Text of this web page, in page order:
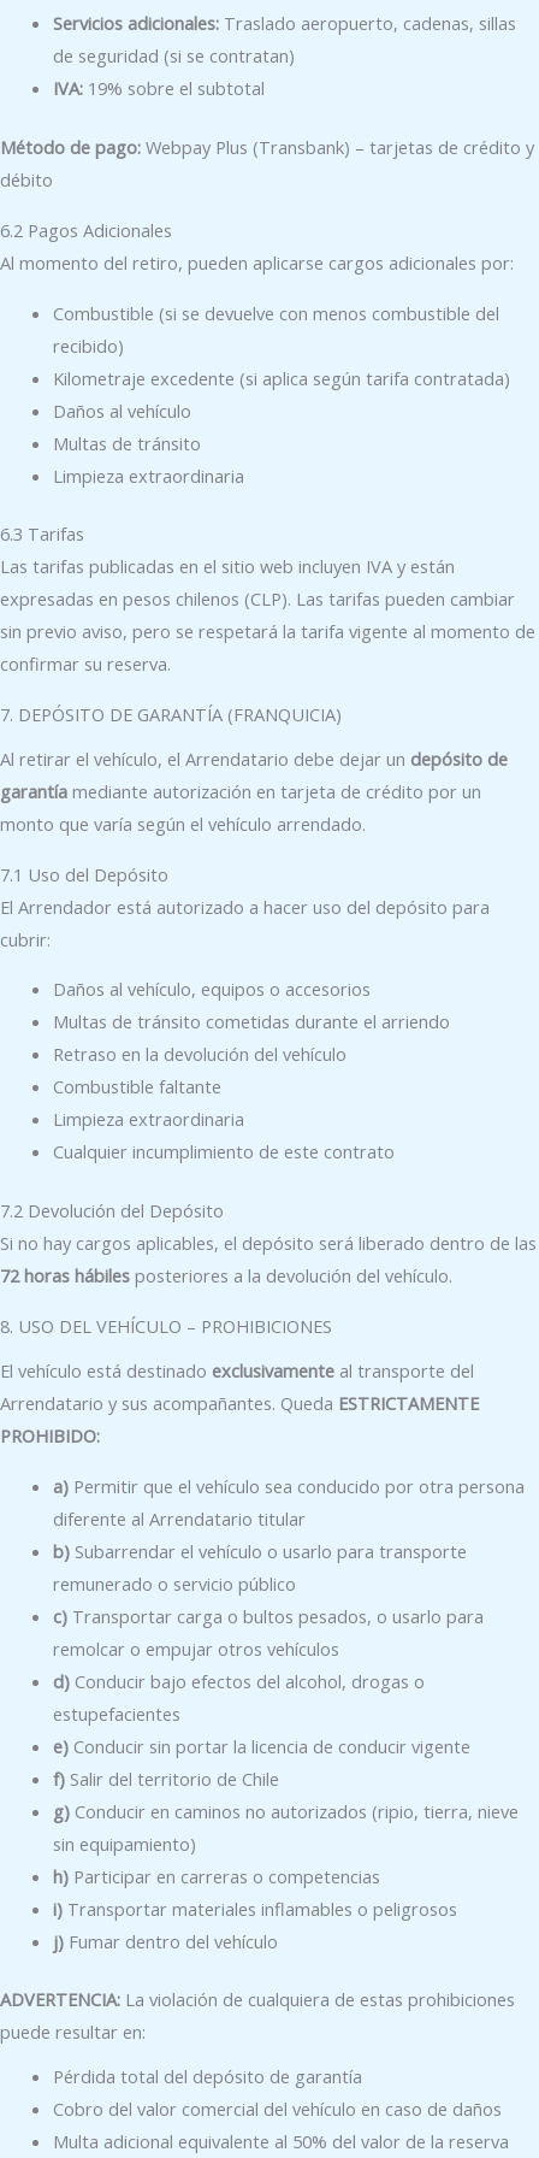
Servicios adicionales:Traslado aeropuerto, cadenas, sillas
de seguridad (si se contratan)
IVA:19% sobre el subtotal
Método de pago: Webpay Plus (Transbank) – tarjetas de crédito y
débito
6.2 Pagos Adicionales
Al momento del retiro, pueden aplicarse cargos adicionales por:
Combustible (si se devuelve con menos combustible del
recibido)
Kilometraje excedente (si aplica según tarifa contratada)
Daños al vehículo
Multas de tránsito
Limpieza extraordinaria
6.3 Tarifas
Las tarifas publicadas en el sitio web incluyen IVA y están
expresadas en pesos chilenos (CLP). Las tarifas pueden cambiar
sin previo aviso, pero se respetará la tarifa vigente al momento de
confirmar su reserva.
7. DEPÓSITO DE GARANTÍA (FRANQUICIA)
Al retirar el vehículo, el Arrendatario debe dejar un depósito de
garantía mediante autorización en tarjeta de crédito por un
monto que varía según el vehículo arrendado.
7.1 Uso del Depósito
El Arrendador está autorizado a hacer uso del depósito para
cubrir:
Daños al vehículo, equipos o accesorios
Multas de tránsito cometidas durante el arriendo
Retraso en la devolución del vehículo
Combustible faltante
Limpieza extraordinaria
Cualquier incumplimiento de este contrato
7.2 Devolución del Depósito
Si no hay cargos aplicables, el depósito será liberado dentro de las
72 horas hábiles posteriores a la devolución del vehículo.
8. USO DEL VEHÍCULO – PROHIBICIONES
El vehículo está destinado exclusivamente al transporte del
Arrendatario y sus acompañantes. Queda ESTRICTAMENTE
PROHIBIDO:
a)Permitir que el vehículo sea conducido por otra persona
diferente al Arrendatario titular
b)Subarrendar el vehículo o usarlo para transporte
remunerado o servicio público
c)Transportar carga o bultos pesados, o usarlo para
remolcar o empujar otros vehículos
d)Conducir bajo efectos del alcohol, drogas o
estupefacientes
e)Conducir sin portar la licencia de conducir vigente
f)Salir del territorio de Chile
g)Conducir en caminos no autorizados (ripio, tierra, nieve
sin equipamiento)
h)Participar en carreras o competencias
i)Transportar materiales inflamables o peligrosos
j)Fumar dentro del vehículo
ADVERTENCIA: La violación de cualquiera de estas prohibiciones
puede resultar en:
Pérdida total del depósito de garantía
Cobro del valor comercial del vehículo en caso de daños
Multa adicional equivalente al 50% del valor de la reserva